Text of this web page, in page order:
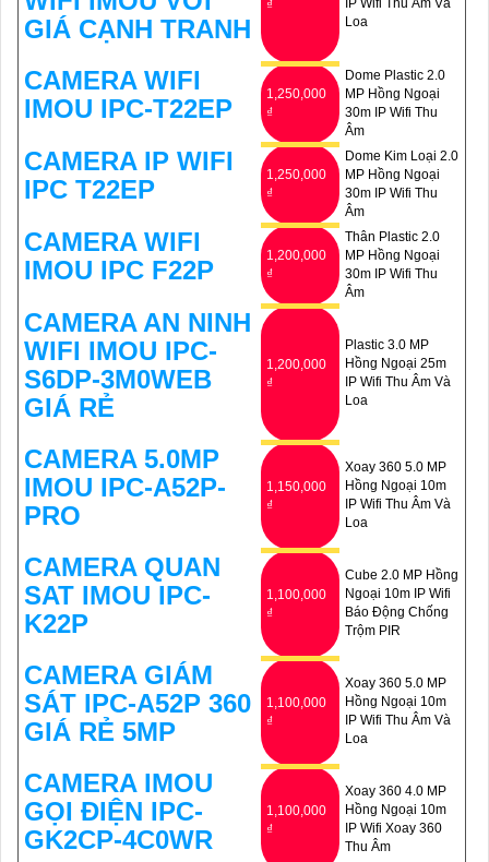
GIÁ CẠNH TRANH
₫
IP Wifi Thu Âm Và
Loa
CAMERA WIFI
IMOU IPC-T22EP
1,250,000
₫
Dome Plastic 2.0
MP Hồng Ngoại
30m IP Wifi Thu
Âm
CAMERA IP WIFI
IPC T22EP
1,250,000
₫
Dome Kim Loại 2.0
MP Hồng Ngoại
30m IP Wifi Thu
Âm
CAMERA WIFI
IMOU IPC F22P
1,200,000
₫
Thân Plastic 2.0
MP Hồng Ngoại
30m IP Wifi Thu
Âm
CAMERA AN NINH
WIFI IMOU IPC-
S6DP-3M0WEB
GIÁ RẺ
1,200,000
₫
Plastic 3.0 MP
Hồng Ngoại 25m
IP Wifi Thu Âm Và
Loa
CAMERA 5.0MP
IMOU IPC-A52P-
PRO
1,150,000
₫
Xoay 360 5.0 MP
Hồng Ngoại 10m
IP Wifi Thu Âm Và
Loa
CAMERA QUAN
SAT IMOU IPC-
K22P
1,100,000
₫
Cube 2.0 MP Hồng
Ngoại 10m IP Wifi
Báo Động Chống
Trộm PIR
CAMERA GIÁM
SÁT IPC-A52P 360
GIÁ RẺ 5MP
1,100,000
₫
Xoay 360 5.0 MP
Hồng Ngoại 10m
IP Wifi Thu Âm Và
Loa
CAMERA IMOU
GỌI ĐIỆN IPC-
GK2CP-4C0WR
1,100,000
₫
Xoay 360 4.0 MP
Hồng Ngoại 10m
IP Wifi Xoay 360
Thu Âm